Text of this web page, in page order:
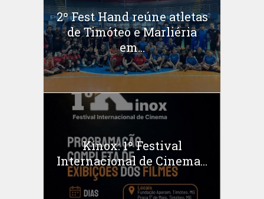
2º Fest Hand reúne atletas
de Timóteo e Marliéria
em...
Kinox: 1º Festival
Internacional de Cinema...